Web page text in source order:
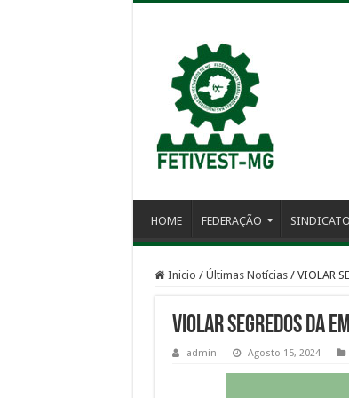
HOME FEDERAÇÃO
Inicio / Últimas Notícias / VIOLAR
VIOLAR SEGREDOS DA
admin Agosto 15, 2024